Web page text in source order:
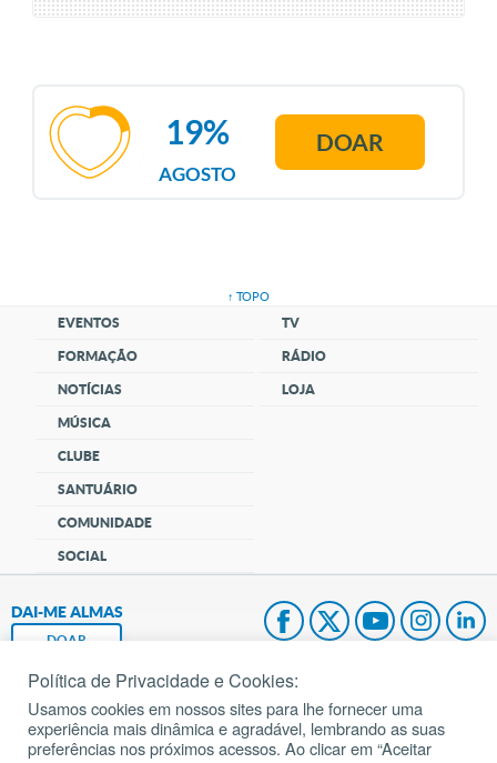
AGOSTO
19% DOAR
↑ TOPO
EVENTOS
FORMAÇÃO
NOTÍCIAS
MÚSICA
CLUBE
SANTUÁRIO
COMUNIDADE
SOCIAL
TV
RÁDIO
LOJA
DAI-ME ALMAS
DOAR
Fundação João Paulo II
Pedido de Oração
Política de Privacidade e Cookies:
Usamos cookies em nossos sites para lhe fornecer uma
experiência mais dinâmica e agradável, lembrando as suas
preferências nos próximos acessos. Ao clicar em “Aceitar